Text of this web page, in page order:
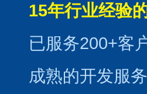
15年行业经验
已服务200+客
成熟的开发服